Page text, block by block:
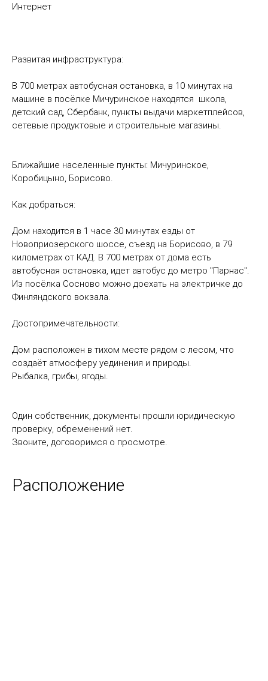
Интернет
Развитая инфраструктура:
В 700 метрах автобусная остановка, в 10 минутах на
машине в посёлке Мичуринское находятся школа,
детский сад, Сбербанк, пункты выдачи маркетплейсов,
сетевые продуктовые и строительные магазины.
Ближайшие населенные пункты: Мичуринское,
Коробицыно, Борисово.
Как добраться:
Дом находится в 1 часе 30 минутах езды от
Новоприозерского шоссе, съезд на Борисово, в 79
километрах от КАД. В 700 метрах от дома есть
автобусная остановка, идет автобус до метро "Парнас".
Из посёлка Сосново можно доехать на электричке до
Финляндского вокзала.
Достопримечательности:
Дом расположен в тихом месте рядом с лесом, что
создаёт атмосферу уединения и природы.
Рыбалка, грибы, ягоды.
Один собственник, документы прошли юридическую
проверку, обременений нет.
Звоните, договоримся о просмотре.
Расположение